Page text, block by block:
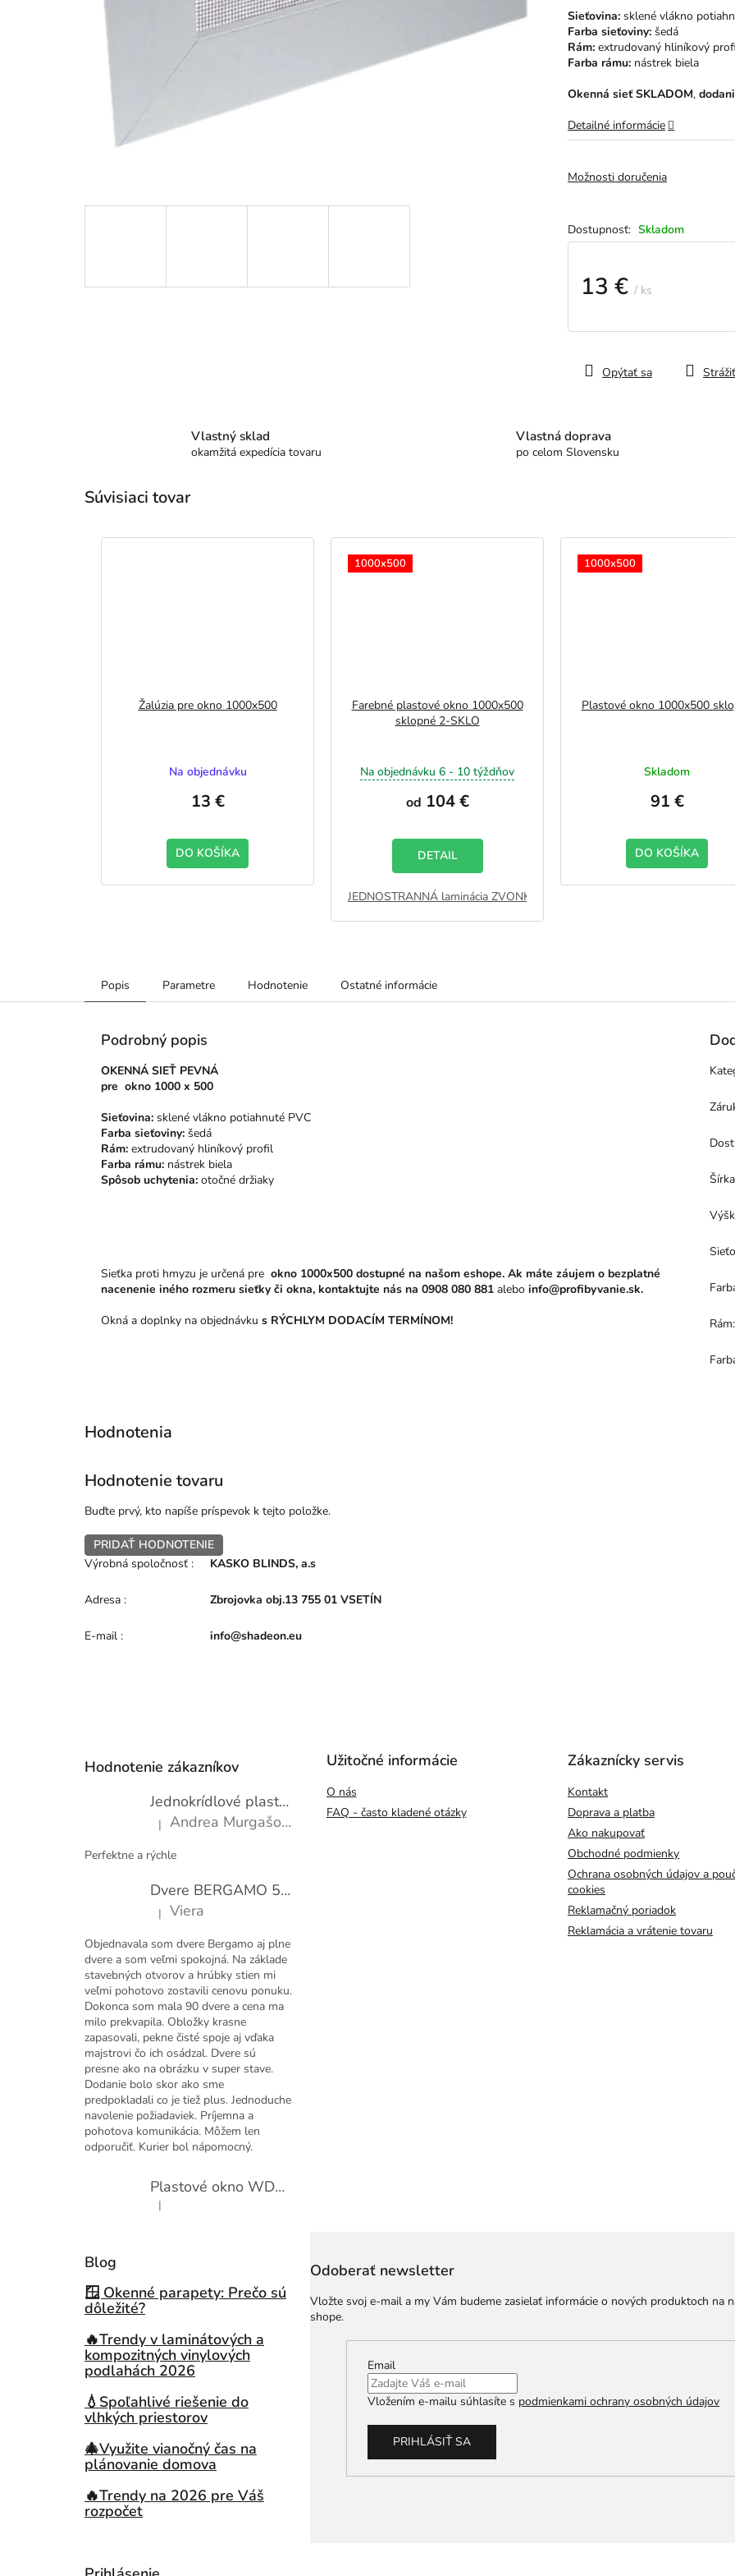
Skladom
Možnosti doručenia
13 € / ks
cena:
Sieťovina: sklené vlákno
Farba sieťoviny: šedá
Rám: extrudovaný hliníkový
Farba rámu: nástrek biela
Okenná sieť SKLADOM,
Detailné informácie
Opýtať sa Strážiť
Vlastný sklad
okamžitá expedícia tovaru
Vlastná doprava
po celom Slovensku
Súvisiaci tovar
Žalúzia pre okno 1000x500
Na objednávku
13 €
DO KOŠÍKA
1000x500
Farebné plastové okno 1000x500
sklopné 2-SKLO
Na objednávku 6 - 10 týždňov
od 104 €
DETAIL
JEDNOSTRANNÁ laminácia ZVONKU - ANTRACIT JEDNOSTRANNÁ
1000x500
Plastové okno 1000x500
Skladom
91 €
DO KOŠÍKA
Popis Parametre Hodnotenie Ostatné informácie
Podrobný popis
OKENNÁ SIEŤ PEVNÁ
pre okno 1000 x 500
Sieťovina: sklené vlákno potiahnuté PVC
Farba sieťoviny: šedá
Rám: extrudovaný hliníkový profil
Farba rámu: nástrek biela
Spôsob uchytenia: otočné držiaky
Sieťka proti hmyzu je určená pre okno 1000x500 dostupné na našom eshope. Ak máte záujem o bezplatné
nacenenie iného rozmeru sieťky či okna, kontaktujte nás na 0908 080 881 alebo info@profibyvanie.sk.
Okná a doplnky na objednávku s RÝCHLYM DODACÍM TERMÍNOM! Rám:
Hodnotenie tovaru
Buďte prvý, kto napíše príspevok k tejto položke.
PRIDAŤ HODNOTENIE
Výrobná spoločnosť : KASKO BLINDS, a.s
Adresa : Zbrojovka obj.13 755 01 VSETÍN
E-mail : info@shadeon.eu
Hodnotenie zákazníkov
Jednokrídlové plastové okno WDS 600x1000
Hodnotenie produktu je 5 z 5 hviezdičiek.
| Andrea Murgašová
Perfektne a rýchle
Dvere BERGAMO 50 presklené bezfalcové EXTRA
Hodnotenie produktu je 5 z 5 hviezdičiek.
| Viera
Objednavala som dvere Bergamo aj plne
dvere a som veľmi spokojná. Na základe
stavebných otvorov a hrúbky stien mi
veľmi pohotovo zostavili cenovu ponuku.
Dokonca som mala 90 dvere a cena ma
milo prekvapila. Obložky krasne
zapasovali, pekne čisté spoje aj vďaka
majstrovi čo ich osádzal. Dvere sú
presne ako na obrázku v super stave.
Dodanie bolo skor ako sme
predpokladali co je tiež plus. Jednoduche
navolenie požiadaviek. Príjemna a
pohotova komunikácia. Môžem len
odporučiť. Kurier bol nápomocný.
Plastové okno WDS 410x600 sklopné
Hodnotenie produktu je 5 z 5 hviezdičiek.
|
Užitočné informácie
O nás
FAQ - často kladené otázky
Zákaznícky servis
Kontakt
Doprava a platba
Ako nakupovať
Obchodné podmienky
Ochrana osobných údajov a
cookies
Reklamačný poriadok
Reklamácia a vrátenie tovaru
Blog
🪟 Okenné parapety: Prečo sú
dôležité?
🔥Trendy v laminátových a
kompozitných vinylových
podlahách 2026
💧Spoľahlivé riešenie do
vlhkých priestorov
🎄Využite vianočný čas na
plánovanie domova
🔥Trendy na 2026 pre Váš
rozpočet
Odoberať newsletter
Vložte svoj e-mail a my Vám budeme zasielať informácie o nových produktoch na
shope.
Email
Vložením e-mailu súhlasíte s podmienkami ochrany osobných údajov
PRIHLÁSIŤ SA